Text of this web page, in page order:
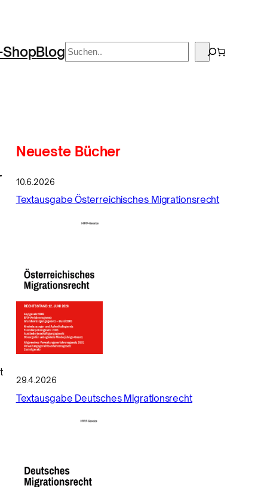
Blog Suchen
Neueste Bücher
10.6.2026
Textausgabe Österreichisches Migrationsrecht
29.4.2026
Textausgabe Deutsches Migrationsrecht